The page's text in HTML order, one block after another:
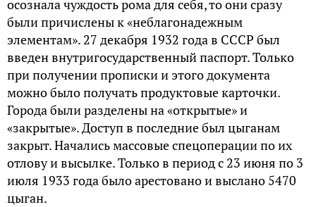
осознала чуждость рома для себя, то они сразу
были причислены к «неблагонадежным
элементам». 27 декабря 1932 года в СССР был
введен внутригосударственный паспорт. Только
при получении прописки и этого документа
можно было получать продуктовые карточки.
Города были разделены на «открытые» и
«закрытые». Доступ в последние был цыганам
закрыт. Начались массовые спецоперации по их
отлову и высылке. Только в период с 23 июня по 3
июля 1933 года было арестовано и выслано 5470
цыган.